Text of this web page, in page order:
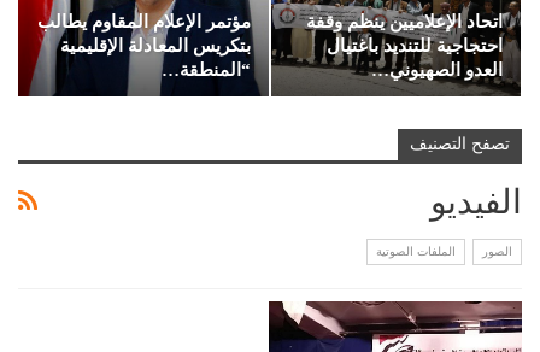
اتحاد الإعلاميين ينظم وقفة
احتجاجية للتنديد باغتيال
العدو الصهيوني…
مؤتمر الإعلام المقاوم يطالب
بتكريس المعادلة الإقليمية
“المنطقة…
تصفح التصنيف
الفيديو
الصور الملفات الصوتية